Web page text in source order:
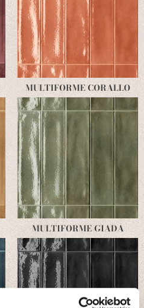
MULTIFORME CORALLO
MULTIFORME GIADA